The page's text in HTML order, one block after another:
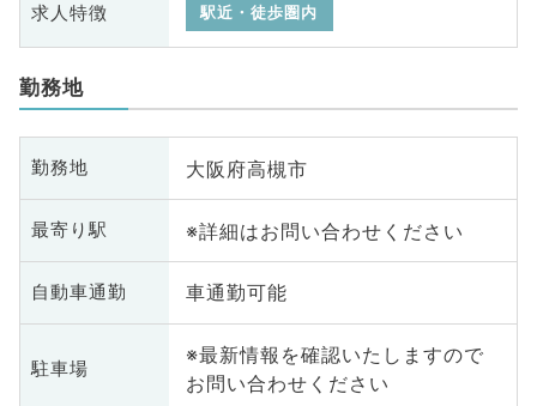
求人特徴 駅近・徒歩圏内
勤務地
勤務地 大阪府高槻市
最寄り駅 ※詳細はお問い合わせください
自動車通勤 車通勤可能
駐車場
※最新情報を確認いたしますので
お問い合わせください